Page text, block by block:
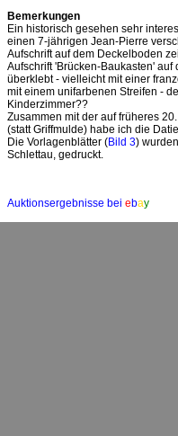
Bemerkungen
Ein historisch gesehen sehr
einen 7-jährigen Jean-Pierre
Aufschrift auf dem Deckelboden
Aufschrift 'Brücken-Baukasten'
überklebt - vielleicht mit einer
mit einem unifarbenen Streifen -
Kinderzimmer??
Zusammen mit der auf früheres
(statt Griffmulde) habe ich die
Die Vorlagenblätter (Bild 3)
Schlettau, gedruckt.
Auktionsergebnisse bei ebay